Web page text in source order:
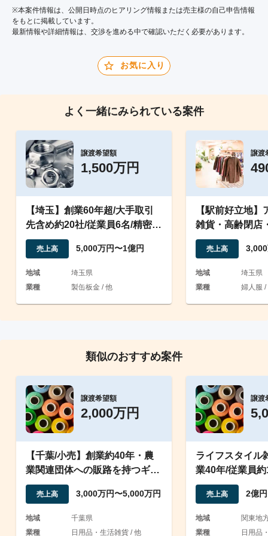
※本案件情報は、公開日時点のヒアリング情報または売主様の自己申告情報
をもとに掲載しています。
最新情報や詳細情報は、交渉を進める中で確認いただく必要があります。
お気に入り
よく一緒にみられている案件
譲渡希望額
1,500万円
【埼玉】創業60年超/大手取引
先含め約20社/従業員6名/精密板
金
売上高 5,000万円〜1億円
地域
埼玉県
業種
製缶板金 / 他
譲渡
【駅前好立地
雑貨・高齢閉店
後の1店・最大
売上高
地域
埼玉県
業種
婦人服 /
類似のおすすめ案件
譲渡希望額
2,000万円
【千葉/小売】創業約40年・農
業関連団体への販路を持つギフ
ト・生活用品卸売業
売上高 3,000万円〜5,000万円
地域
千葉県
業種
日用品・生活雑貨 / 他
譲渡
ライフスタイル
業40年/従業員
ス保有
売上高 2億
地域
関東地
業種
日用品